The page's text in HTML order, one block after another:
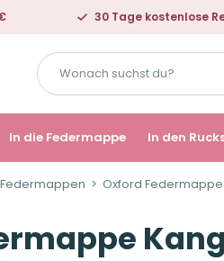
30 Tage kostenlose
Wonach
suchst
du?
In die Federmappe In den
Federmappen Oxford